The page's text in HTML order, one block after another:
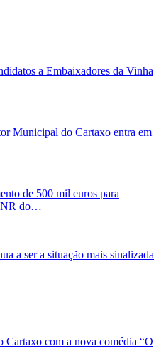
a Embaixadores da Vinha
Municipal do Cartaxo entra em
de 500 mil euros para
do…
a ser a situação mais sinalizada
Cartaxo com a nova comédia “O